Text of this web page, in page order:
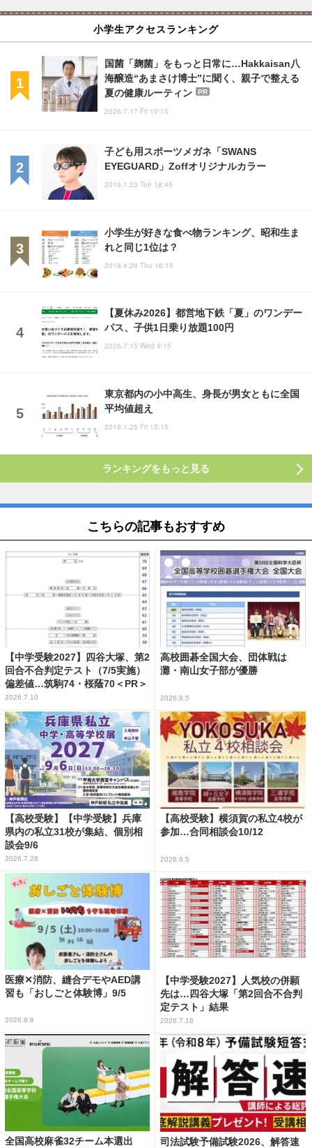
小学生アクセスランキング
国菌「麹菌」をもっと日常に…Hakkaisan八
海醸造“あまさけ博士”に聞く、親子で整える
夏の健康ルーティン
PR
2026.7.17 Fri 10:15
子ども用スポーツメガネ「SWANS
EYEGUARD」Zoffオリジナルカラー
2018.1.23 Tue 18:45
小学生が好きな食べ物ランキング、昭和生ま
れと同じ1位は？
2018.4.26 Thu 16:15
【夏休み2026】都営地下鉄「夏」のワンデー
パス、子供1日乗り放題100円
2026.7.15 Wed 9:15
東京都内の小中高生、身長が男女ともに全国
平均値超え
2019.1.25 Fri 15:15
ランキングをもっと見る
こちらの記事もおすすめ
【中学受験2027】四谷大塚、第2
回合不合判定テスト（7/5実施）
偏差値…筑駒74・桜蔭70＜PR＞
2026.7.10
高校囲碁全国大会、団体戦は
灘・南山女子部が優勝
2026.8.5
【高校受験】【中学受験】兵庫
県内の私立31校が集結、個別相
談会9/6
2026.7.28
【高校受験】横須賀の私立4校が
参加…合同相談会10/12
2026.8.5
医療✕消防、縫合デモやAED講
習も「おしごと体験博」9/5
2026.8.6
【中学受験2027】人気校の併願
先は…四谷大塚「第2回合不合判
定テスト」結果
2026.7.16
全国高校麻雀32チーム本選出
司法試験予備試験2026、解答速